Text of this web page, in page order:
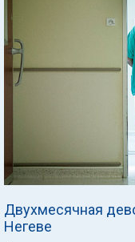
Двухмесячная
Негеве